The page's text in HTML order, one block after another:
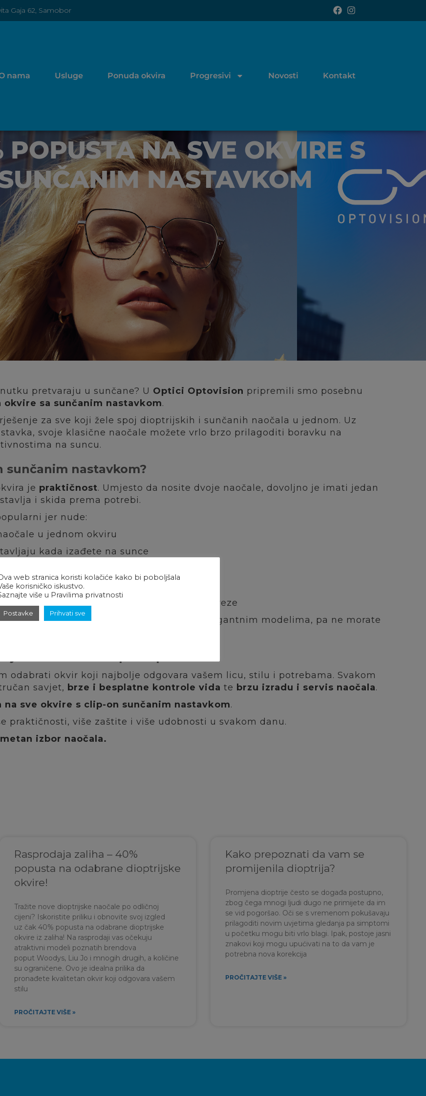
Gaja 62, Samobor
nama Usluge Ponuda okvira Progresivi Novosti Kontakt
NA SVE OKVIRE S
NASTAVKOM
pretvaraju u sunčane? U Optici Optovision pripremili smo posebnu
okvire sa sunčanim nastavkom.
za sve koji žele spoj dioptrijskih i sunčanih naočala u jednom. Uz
svoje klasične naočale možete vrlo brzo prilagoditi boravku na
na suncu.
sunčanim nastavkom?
je praktičnost. Umjesto da nosite dvoje naočale, dovoljno je imati jedan
i skida prema potrebi.
jer nude:
u jednom okviru
kada izađete na sunce
sunčanih naočala s dioptrijom
od jakog svjetla i UV zraka
šetnju, putovanja i svakodnevne obaveze
on nastavkom dolaze u modernim i elegantnim modelima, pa ne morate
i individualan pristup
odabrati okvir koji najbolje odgovara vašem licu, stilu i potrebama. Svakom
savjet, brze i besplatne kontrole vida te brzu izradu i servis naočala.
na sve okvire s clip-on sunčanim nastavkom.
praktičnosti, više zaštite i više udobnosti u svakom danu.
izbor naočala.
Rasprodaja zaliha – 40%
popusta na odabrane dioptrijske
okvire!
Tražite nove dioptrijske naočale po odličnoj
cijeni? Iskoristite priliku i obnovite svoj izgled
uz čak 40% popusta na odabrane dioptrijske
okvire iz zaliha! Na rasprodaji vas očekuju
atraktivni modeli poznatih brendova
poput Woodys, Liu Jo i mnogih drugih, a količine
su ograničene. Ovo je idealna prilika da
pronađete kvalitetan okvir koji odgovara vašem
stilu
PROČITAJTE VIŠE »
Kako prepoznati da vam se
promijenila dioptrija?
Promjena dioptrije često se događa postupno,
zbog čega mnogi ljudi dugo ne primijete da im
se vid pogoršao. Oči se s vremenom pokušavaju
prilagoditi novim uvjetima gledanja pa simptomi
u početku mogu biti vrlo blagi. Ipak, postoje jasni
znakovi koji mogu upućivati na to da vam je
potrebna nova korekcija
PROČITAJTE VIŠE »
web stranica koristi kolačiće kako bi poboljšala
korisničko iskustvo.
više u Pravilima privatnosti
Postavke Prihvati sve